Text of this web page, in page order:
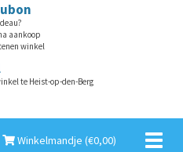
aankoop
winkel
te Heist-op-den-Berg
Winkelmandje (€0,00)